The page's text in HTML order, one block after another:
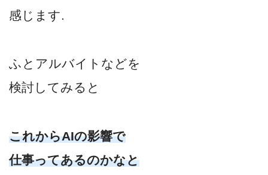
感じます.
ふとアルバイトなどを
検討してみると
これからAIの影響で
仕事ってあるのかなと